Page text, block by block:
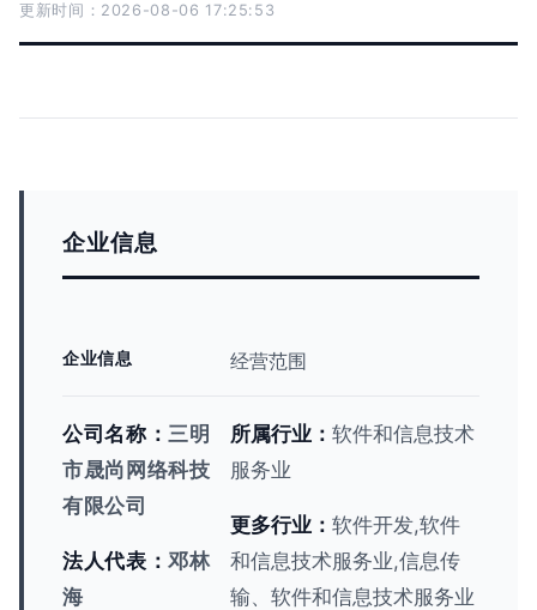
更新时间：2026-08-06 17:25:53
企业信息
企业信息 经营范围
公司名称：三明
市晟尚网络科技
有限公司
法人代表：邓林
海
所属行业： 软件和信息技术
服务业
更多行业： 软件开发,软件
和信息技术服务业,信息传
输、软件和信息技术服务业